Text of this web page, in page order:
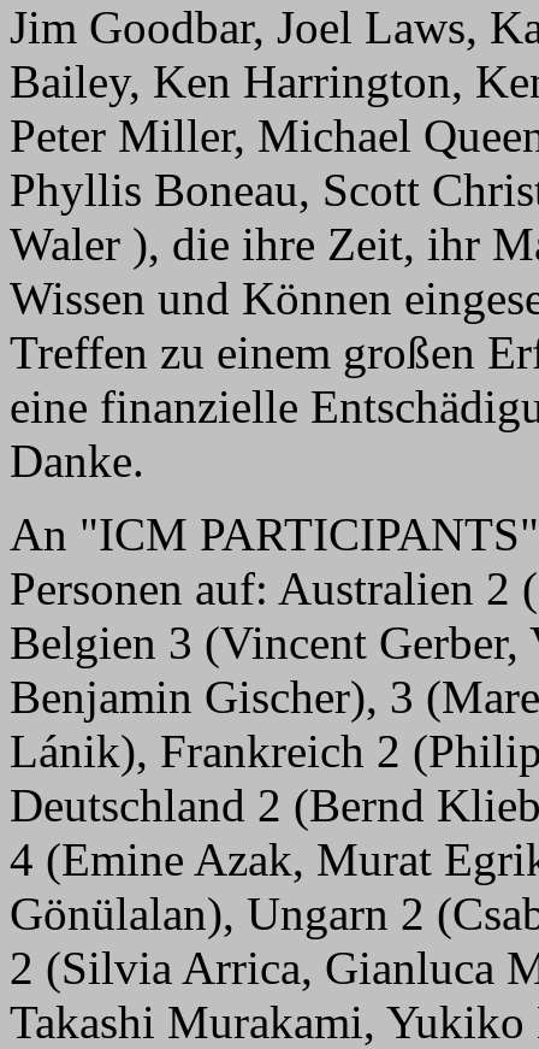
Jim Goodbar, Joel Laws,
Bailey, Ken Harrington,
Peter Miller, Michael
Phyllis Boneau, Scott
Waler ), die ihre Zeit, ihr
Wissen und Können
Treffen zu einem großen
eine finanzielle
Danke.
An "ICM
Personen auf: Australien
Belgien 3 (Vincent Gerber,
Benjamin Gischer), 3
Lánik), Frankreich 2
Deutschland 2 (Bernd
4 (Emine Azak, Murat
Gönülalan), Ungarn 2
2 (Silvia Arrica, Gianluca
Takashi Murakami,